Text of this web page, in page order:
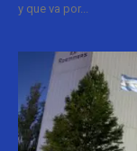
y que va por...